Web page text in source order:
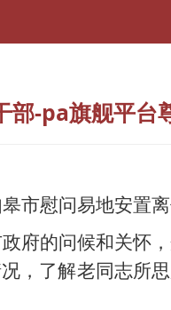
部-pa旗舰平台
市慰问易地安置离
府的问候和关怀
，了解老同志所